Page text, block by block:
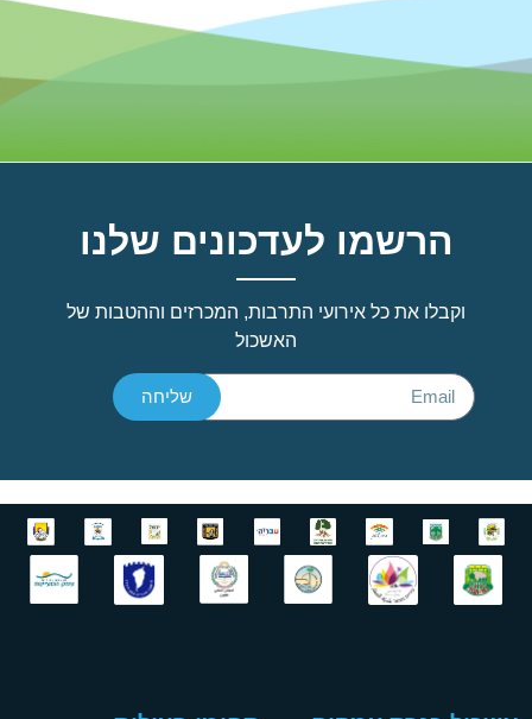
הרשמו לעדכונים שלנו
וקבלו את כל אירועי התרבות, המכרזים וההטבות של
האשכול
שליחה